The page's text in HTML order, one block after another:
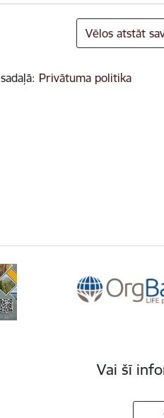
Vēlos atstāt
Privātuma politika
Vai šī